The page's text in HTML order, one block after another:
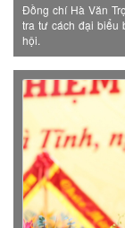
Đồng chí Hà Văn
tra tư cách đại biểu
hội.